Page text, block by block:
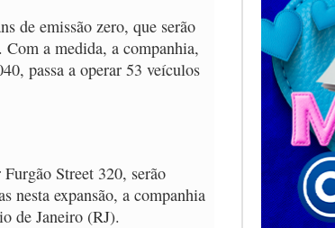
de emissão zero, que serão
a medida, a companhia,
passa a operar 53 veículos
Street 320, serão
nesta expansão, a companhia
de Janeiro (RJ).